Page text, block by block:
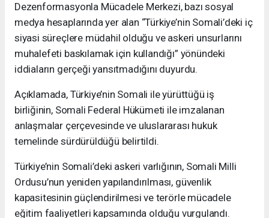
Dezenformasyonla Mücadele Merkezi, bazı sosyal
medya hesaplarında yer alan “Türkiye’nin Somali’deki iç
siyasi süreçlere müdahil olduğu ve askeri unsurlarını
muhalefeti baskılamak için kullandığı” yönündeki
iddiaların gerçeği yansıtmadığını duyurdu.
Açıklamada, Türkiye’nin Somali ile yürüttüğü iş
birliğinin, Somali Federal Hükümeti ile imzalanan
anlaşmalar çerçevesinde ve uluslararası hukuk
temelinde sürdürüldüğü belirtildi.
Türkiye’nin Somali’deki askeri varlığının, Somali Milli
Ordusu’nun yeniden yapılandırılması, güvenlik
kapasitesinin güçlendirilmesi ve terörle mücadele
eğitim faaliyetleri kapsamında olduğu vurgulandı.